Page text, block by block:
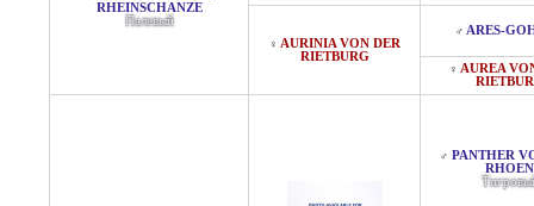
RHEINSCHANZE
Палевый
♀ AURINIA VON DER
RIETBURG
♂ ARES-
♀ AUREA
♂ PANTHER
RHOEN